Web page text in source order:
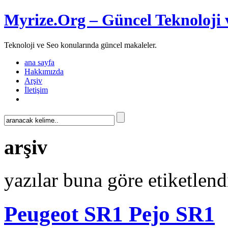
Myrize.Org – Güncel Teknoloji
Teknoloji ve Seo konularında güncel makaleler.
ana sayfa
Hakkımızda
Arşiv
İletişim
arşiv
yazılar buna göre
Peugeot SR1 Pejo SR1